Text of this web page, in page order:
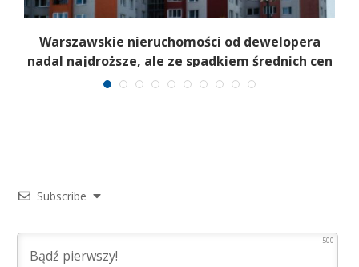
Warszawskie nieruchomości od dewelopera
nadal najdroższe, ale ze spadkiem średnich cen
Subscribe
500